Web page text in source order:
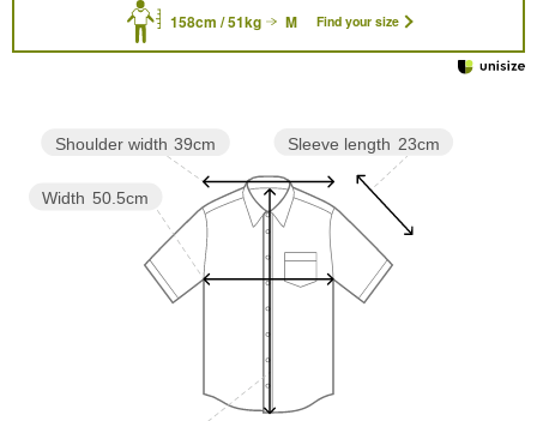
158cm / 51kg M Find your size
Sleeve length 23cm
Width 50.5cm
Shoulder width 39cm